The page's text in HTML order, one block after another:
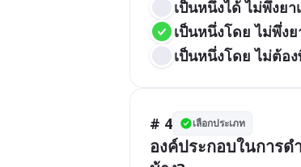
เป็นหนึ่งได้ ไม่พึ่งยา
เป็นหนึ่งโดย ไม่พึ่ง
เป็นหนึ่งโดย ไม่ต้อ
# 4 เลือกประเภท
องค์ประกอบในการด